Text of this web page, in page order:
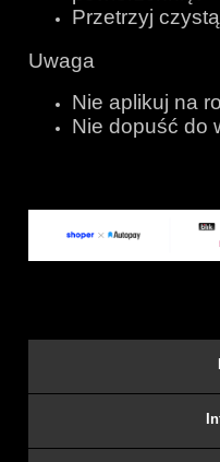
Przetrzyj
Uwaga
Nie aplikuj na
Nie dopuść do